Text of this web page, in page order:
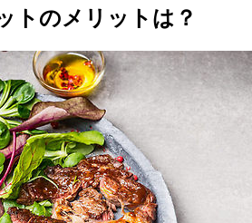
トのメリットは？